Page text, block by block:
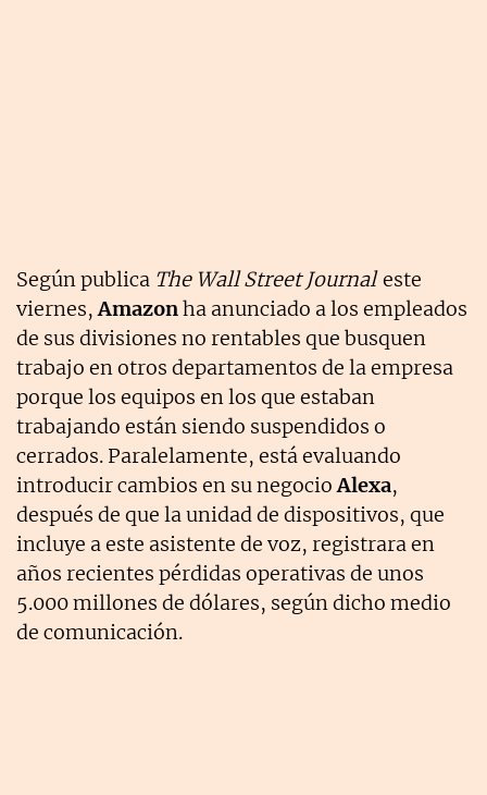
Según publica The Wall Street Journaleste
viernes,Amazonha anunciado a los empleados
de sus divisiones no rentables que busquen
trabajo en otros departamentos de la empresa
porque los equipos en los que estaban
trabajando están siendo suspendidos o
cerrados. Paralelamente, está evaluando
introducir cambios en su negocioAlexa,
después de que la unidad de dispositivos, que
incluye a este asistente de voz, registrara en
años recientes pérdidas operativas de unos
5.000 millones de dólares, según dicho medio
de comunicación.